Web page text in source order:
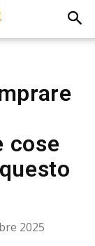
cose
2025